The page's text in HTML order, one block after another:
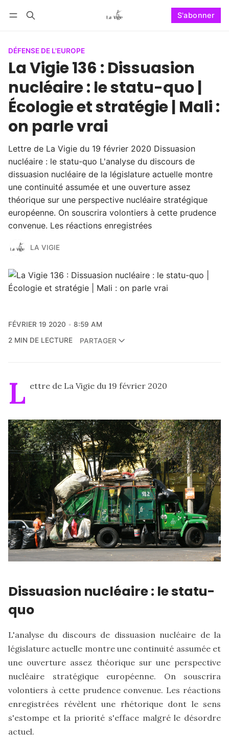
S'abonner
DÉFENSE DE L'EUROPE
La Vigie 136 : Dissuasion
nucléaire : le statu-quo |
Écologie et stratégie | Mali :
on parle vrai
Lettre de La Vigie du 19 février 2020 Dissuasion
nucléaire : le statu-quo L'analyse du discours de
dissuasion nucléaire de la législature actuelle montre
une continuité assumée et une ouverture assez
théorique sur une perspective nucléaire stratégique
européenne. On souscrira volontiers à cette prudence
convenue. Les réactions enregistrées
LA VIGIE
FÉVRIER 19 2020
8:59 AM
2 MIN DE LECTURE
PARTAGER
L ettre de La Vigie du 19 février 2020
Dissuasion nucléaire : le statu-
quo
L'analyse du discours de dissuasion nucléaire de la
législature actuelle montre une continuité assumée et
une ouverture assez théorique sur une perspective
nucléaire stratégique européenne. On souscrira
volontiers à cette prudence convenue. Les réactions
enregistrées révèlent une rhétorique dont le sens
s'estompe et la priorité s'efface malgré le désordre
actuel.